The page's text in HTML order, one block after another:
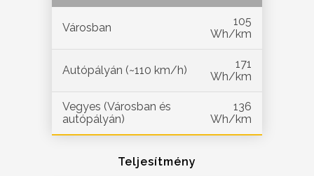
Városban
105
Wh/km
Autópályán (~110 km/h)
171
Wh/km
Vegyes (Városban és
autópályán)
136
Wh/km
Teljesítmény